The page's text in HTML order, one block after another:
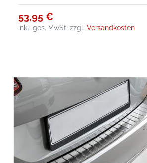
53,95 €
inkl. ges. MwSt. zzgl.Versandkosten